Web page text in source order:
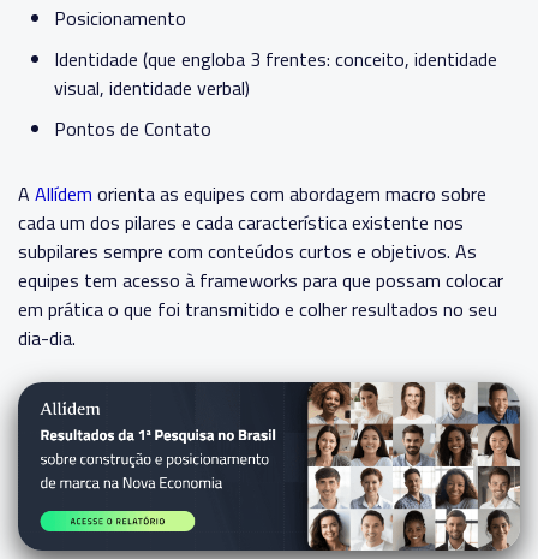
Posicionamento
Identidade (que engloba 3 frentes: conceito, identidade
visual, identidade verbal)
Pontos de Contato
A Allídem orienta as equipes com abordagem macro sobre
cada um dos pilares e cada característica existente nos
subpilares sempre com conteúdos curtos e objetivos. As
equipes tem acesso à frameworks para que possam colocar
em prática o que foi transmitido e colher resultados no seu
dia-dia.